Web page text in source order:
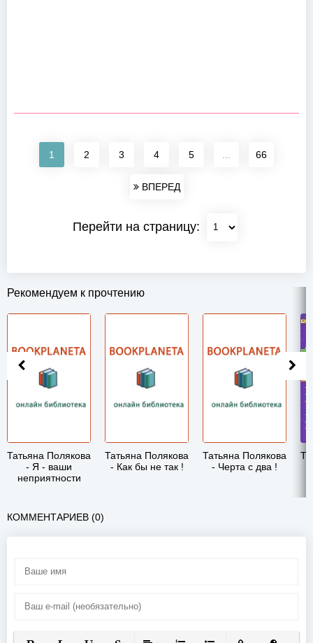
1 2 3 4 5 66
ВПЕРЕД
Перейти на страницу:
Рекомендуем к прочтению
Татьяна Полякова
- Я - ваши
неприятности
Татьяна Полякова
- Как бы не так !
Татьяна Полякова
- Черта с два !
КОММЕНТАРИЕВ (0)